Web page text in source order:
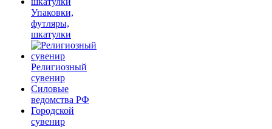
Упаковки,
футляры,
шкатулки
Религиозный
сувенир
Силовые
ведомства РФ
Городской
сувенир